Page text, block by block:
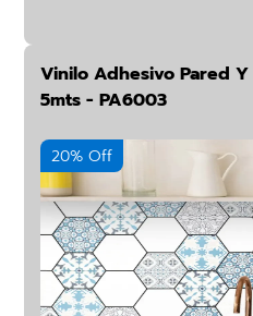
Vinilo Adhesivo Pared
5mts - PA6003
20% Off